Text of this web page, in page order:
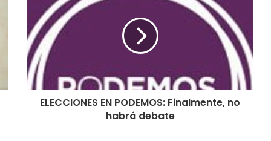
ELECCIONES EN PODEMOS: Finalmente, no
habrá debate